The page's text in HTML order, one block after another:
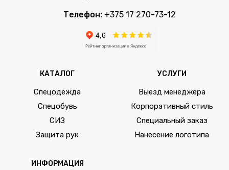
Телефон: +375 17 270-73-12
КАТАЛОГ
Спецодежда
Спецобувь
СИЗ
Защита рук
УСЛУГИ
Выезд менеджера
Корпоративный стиль
Специальный заказ
Нанесение логотипа
ИНФОРМАЦИЯ